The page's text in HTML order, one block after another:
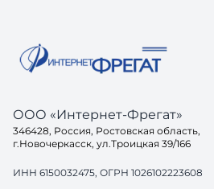
ООО «Интернет-Фрегат»
346428, Россия, Ростовская область,
г.Новочеркасск, ул.Троицкая 39/166
ИНН 6150032475, ОГРН 1026102223608